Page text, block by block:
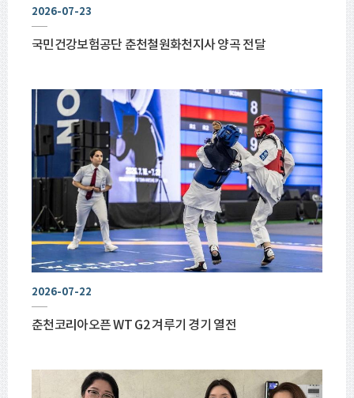
2026-07-23
국민건강보험공단 춘천철원화천지사 양곡 전달
2026-07-22
춘천코리아오픈 WT G2 겨루기 경기 열전